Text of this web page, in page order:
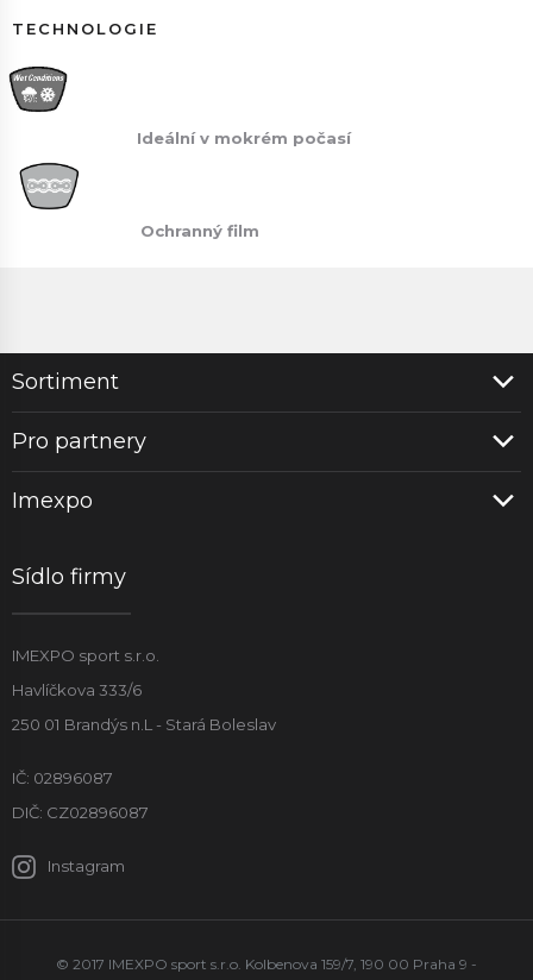
TECHNOLOGIE
Ideální v mokrém počasí
Ochranný film
Sortiment
Pro partnery
Imexpo
Sídlo firmy
IMEXPO sport s.r.o.
Havlíčkova 333/6
250 01 Brandýs n.L - Stará Boleslav
IČ: 02896087
DIČ: CZ02896087
Instagram
© 2017 IMEXPO sport s.r.o. Kolbenova 159/7, 190 00 Praha 9 -